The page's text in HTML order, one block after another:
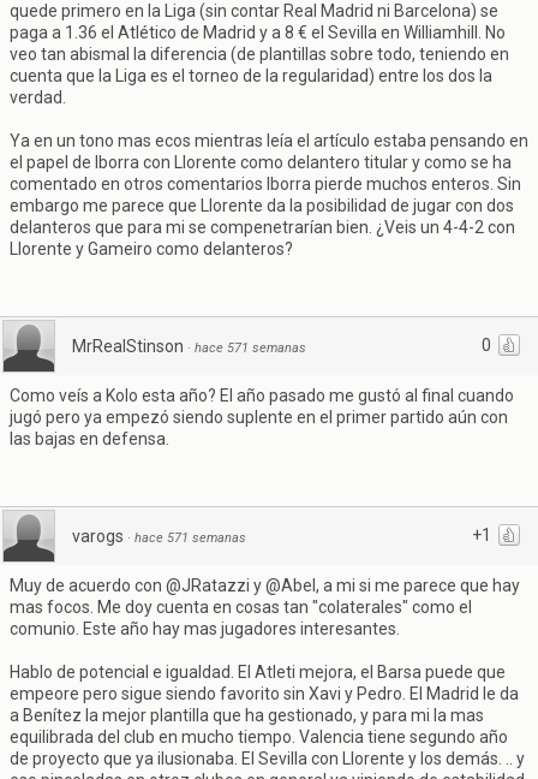
quede primero en la Liga (sin contar Real Madrid ni Barcelona) se
paga a 1.36 el Atlético de Madrid y a 8 € el Sevilla en Williamhill. No
veo tan abismal la diferencia (de plantillas sobre todo, teniendo en
cuenta que la Liga es el torneo de la regularidad) entre los dos la
verdad.
Ya en un tono mas ecos mientras leía el artículo estaba pensando en
el papel de Iborra con Llorente como delantero titular y como se ha
comentado en otros comentarios Iborra pierde muchos enteros. Sin
embargo me parece que Llorente da la posibilidad de jugar con dos
delanteros que para mi se compenetrarían bien. ¿Veis un 4-4-2 con
Llorente y Gameiro como delanteros?
0
MrRealStinson · hace 571 semanas
Como veís a Kolo esta año? El año pasado me gustó al final cuando
jugó pero ya empezó siendo suplente en el primer partido aún con
las bajas en defensa.
+1
varogs · hace 571 semanas
Muy de acuerdo con @JRatazzi y @Abel, a mi si me parece que hay
mas focos. Me doy cuenta en cosas tan "colaterales" como el
comunio. Este año hay mas jugadores interesantes.
Hablo de potencial e igualdad. El Atleti mejora, el Barsa puede que
empeore pero sigue siendo favorito sin Xavi y Pedro. El Madrid le da
a Benítez la mejor plantilla que ha gestionado, y para mi la mas
equilibrada del club en mucho tiempo. Valencia tiene segundo año
de proyecto que ya ilusionaba. El Sevilla con Llorente y los demás. .. y